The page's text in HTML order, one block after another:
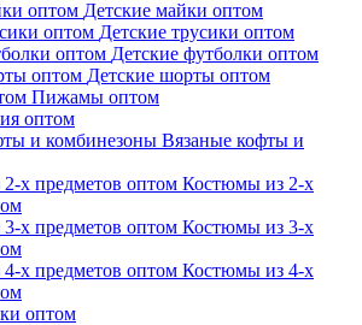
Детские майки оптом
Детские трусики оптом
Детские футболки оптом
Детские шорты оптом
Пижамы оптом
оптом
Вязаные кофты и
Костюмы из 2-х
Костюмы из 3-х
Костюмы из 4-х
оптом